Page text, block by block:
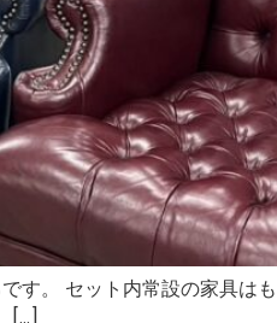
す。 セット内常設の家具は